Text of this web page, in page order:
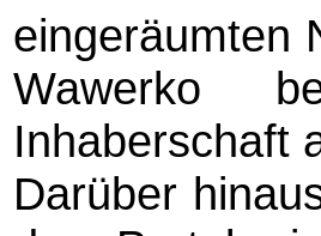
eingeräumten
Wawerko
Inhaberschaft
Darüber